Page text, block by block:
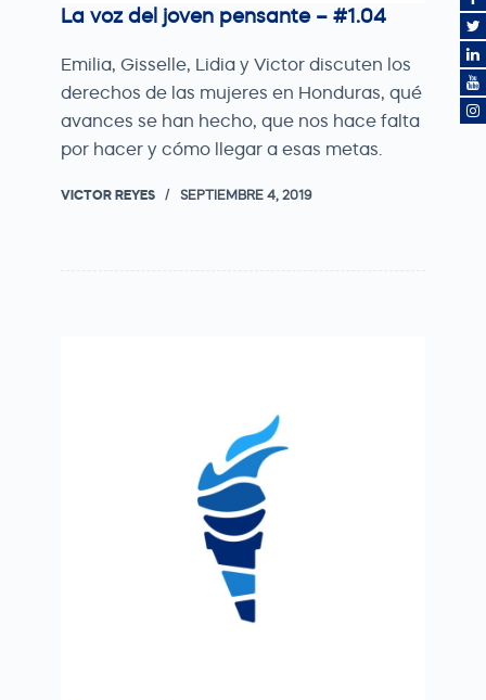
La voz del joven pensante – #1.04
Emilia, Gisselle, Lidia y Victor discuten los
derechos de las mujeres en Honduras, qué
avances se han hecho, que nos hace falta
por hacer y cómo llegar a esas metas.
VICTOR REYES SEPTIEMBRE 4, 2019